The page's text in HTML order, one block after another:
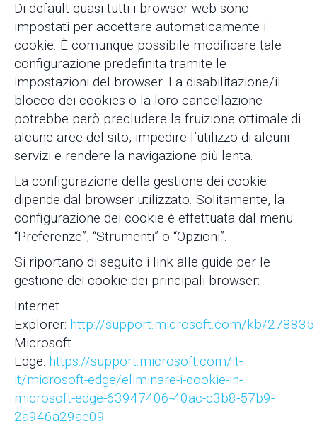
Di default quasi tutti i browser web sono
impostati per accettare automaticamente i
cookie. È comunque possibile modificare tale
configurazione predefinita tramite le
impostazioni del browser. La disabilitazione/il
blocco dei cookies o la loro cancellazione
potrebbe però precludere la fruizione ottimale di
alcune aree del sito, impedire l’utilizzo di alcuni
servizi e rendere la navigazione più lenta.
La configurazione della gestione dei cookie
dipende dal browser utilizzato. Solitamente, la
configurazione dei cookie è effettuata dal menu
“Preferenze”, “Strumenti” o “Opzioni”.
Si riportano di seguito i link alle guide per le
gestione dei cookie dei principali browser:
Internet
Explorer: http://support.microsoft.com/kb/278835
Microsoft
Edge: https://support.microsoft.com/it-
it/microsoft-edge/eliminare-i-cookie-in-
microsoft-edge-63947406-40ac-c3b8-57b9-
2a946a29ae09